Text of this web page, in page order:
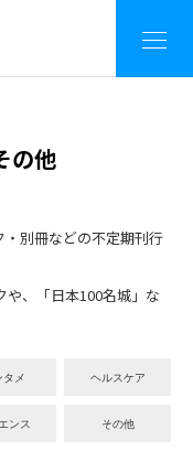
の他
・別冊などの不定期刊行
や、「日本100名城」な
メ ヘルスケア
ンス その他